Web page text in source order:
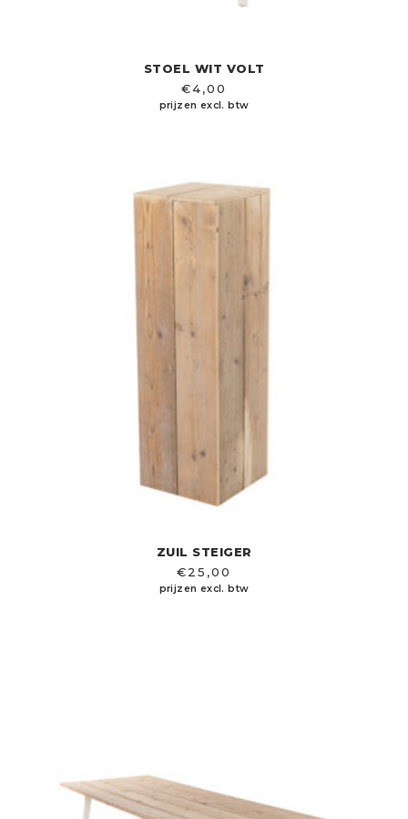
STOEL WIT VOLT
€4,00
prijzen excl. btw
ZUIL STEIGER
€25,00
prijzen excl. btw